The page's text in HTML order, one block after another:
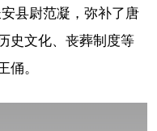
县尉范凝，弥补了唐
史文化、丧葬制度等
俑。